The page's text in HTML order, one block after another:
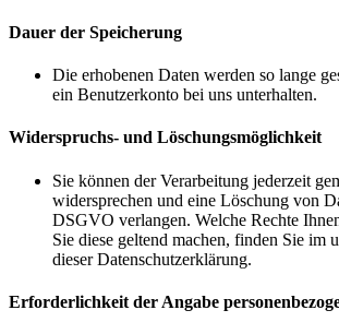
Dauer der Speicherung
Die erhobenen Daten werden so lange
ein Benutzerkonto bei uns unterhalten.
Widerspruchs- und Löschungsmöglichkeit
Sie können der Verarbeitung jederzeit
widersprechen und eine Löschung von
DSGVO verlangen. Welche Rechte
Sie diese geltend machen, finden Sie im
dieser Datenschutzerklärung.
Erforderlichkeit der Angabe